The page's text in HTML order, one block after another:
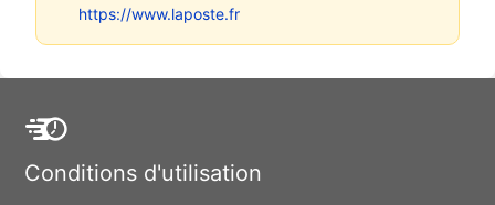
https://www.laposte.fr
Conditions d'utilisation